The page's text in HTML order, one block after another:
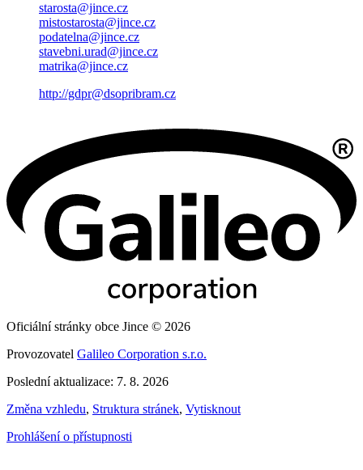
starosta@jince.cz
mistostarosta@jince.cz
podatelna@jince.cz
stavebni.urad@jince.cz
matrika@jince.cz
http://gdpr@dsopribram.cz
Oficiální stránky obce Jince © 2026
Provozovatel Galileo Corporation s.r.o.
Poslední aktualizace: 7. 8. 2026
Změna vzhledu, Struktura stránek, Vytisknout
Prohlášení o přístupnosti